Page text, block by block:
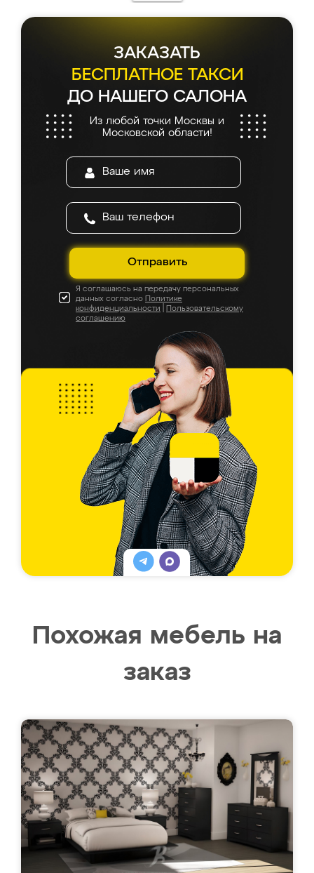
ЗАКАЗАТЬ
БЕСПЛАТНОЕ ТАКСИ
ДО НАШЕГО САЛОНА
Из любой точки Москвы и
Московской области!
Отправить
Я соглашаюсь на передачу персональных
данных согласно Политике
конфиденциальности
Пользовательскому
соглашению
Похожая мебель на
заказ